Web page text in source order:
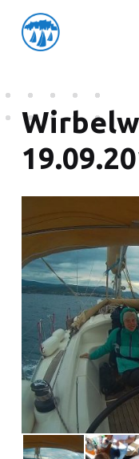
Friedensflotte Salzburg